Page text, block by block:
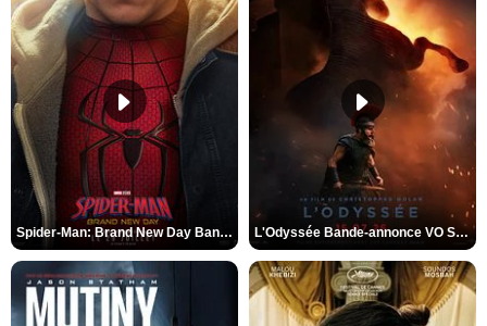
Spider-Man: Brand New Day Bande-annonce VO STFR L'Odyssée Bande-annonce VO STFR